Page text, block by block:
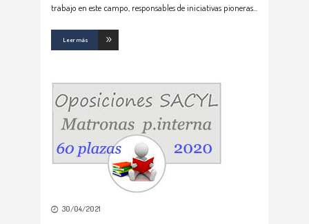
trabajo en este campo, responsables de iniciativas pioneras
Leer más
30/04/2021